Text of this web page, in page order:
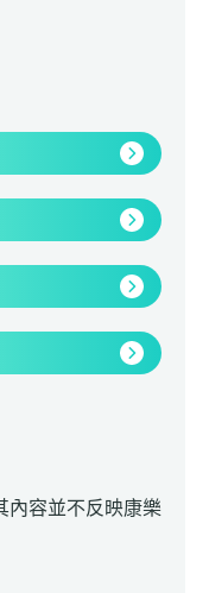
內容並不反映康樂